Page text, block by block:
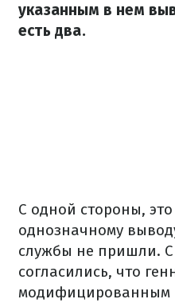
указанным в нем
есть два.
С одной стороны,
однозначному
службы не пришли.
согласились, что
модифицированным